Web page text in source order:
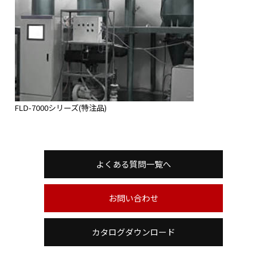
FLD-7000シリーズ(特注品)
よくある質問一覧へ
お問い合わせ
カタログダウンロード